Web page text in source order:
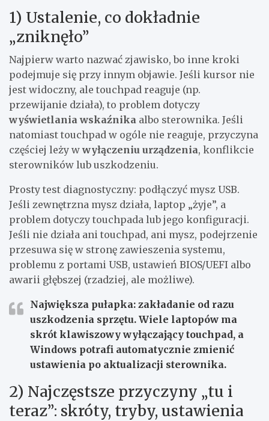
1) Ustalenie, co dokładnie
„zniknęło”
Najpierw warto nazwać zjawisko, bo inne kroki
podejmuje się przy innym objawie. Jeśli kursor nie
jest widoczny, ale touchpad reaguje (np.
przewijanie działa), to problem dotyczy
wyświetlania wskaźnika albo sterownika. Jeśli
natomiast touchpad w ogóle nie reaguje, przyczyna
częściej leży wwyłączeniu urządzenia, konflikcie
sterowników lub uszkodzeniu.
Prosty test diagnostyczny: podłączyć mysz USB.
Jeśli zewnętrzna mysz działa, laptop „żyje”, a
problem dotyczy touchpada lub jego konfiguracji.
Jeśli nie działa ani touchpad, ani mysz, podejrzenie
przesuwa się w stronę zawieszenia systemu,
problemu z portami USB, ustawień BIOS/UEFI albo
awarii głębszej (rzadziej, ale możliwe).
Największa pułapka: zakładanie od razu
uszkodzenia sprzętu. Wiele laptopów ma
skrót klawiszowy wyłączający touchpad, a
Windows potrafi automatycznie zmienić
ustawienia po aktualizacji sterownika.
2) Najczęstsze przyczyny „tu i
teraz”: skróty, tryby, ustawienia